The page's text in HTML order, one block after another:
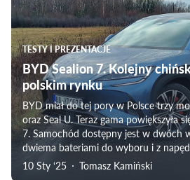
TESTY I PREZENTACJE
BYD Sealion 7. Kolejny
polskim rynku
BYD miał do tej pory w Polsce trzy
oraz Seal U. Teraz gama powiększyła
7. Samochód dostępny jest w dwóch
dwiema bateriami do wyboru i z
wszystkie koła.
10 Sty ‘25 Tomasz Kamiński